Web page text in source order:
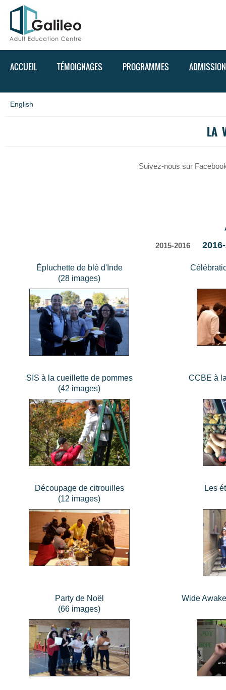
ACCUEIL TÉMOIGNAGES PROGRAMMES ADMISSION
English
LA
Suivez-nous sur
2015-2016
Épluchette de blé d'Inde
(28 images)
SIS à la cueillette de pommes
(42 images)
CCBE à
Découpage de citrouilles
(12 images)
Les
Party de Noël
(66 images)
Wide